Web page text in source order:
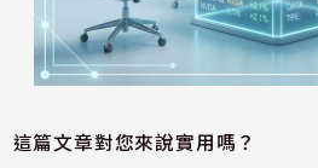
這篇文章對您來說實用嗎？